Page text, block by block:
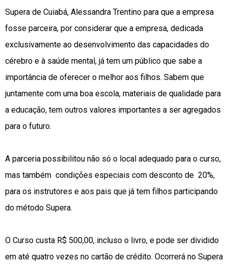
Supera de Cuiabá, Alessandra Trentino para que a empresa
fosse parceira, por considerar que a empresa, dedicada
exclusivamente ao desenvolvimento das capacidades do
cérebro e à saúde mental, já tem um público que sabe a
importância de oferecer o melhor aos filhos. Sabem que
juntamente com uma boa escola, materiais de qualidade para
a educação, tem outros valores importantes a ser agregados
para o futuro.
A parceria possibilitou não só o local adequado para o curso,
mas também condições especiais com desconto de 20%,
para os instrutores e aos pais que já tem filhos participando
do método Supera.
O Curso custa R$ 500,00, incluso o livro, e pode ser dividido
em até quatro vezes no cartão de crédito. Ocorrerá no Supera